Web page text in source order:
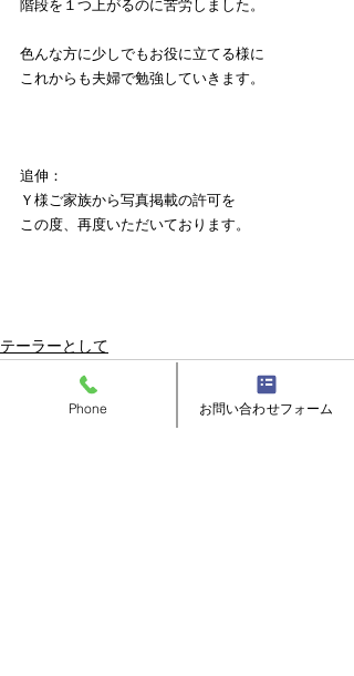
階段を１つ上がるのに苦労しました。
色んな方に少しでもお役に立てる様に
これからも夫婦で勉強していきます。
追伸：
Ｙ様ご家族から写真掲載の許可を
この度、再度いただいております。
テーラーとして
Phone お問い合わせフォーム